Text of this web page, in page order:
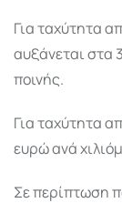
Για ταχύτητα
αυξάνεται στα
ποινής.
Για ταχύτητα
ευρώ ανά
Σε περίπτωση